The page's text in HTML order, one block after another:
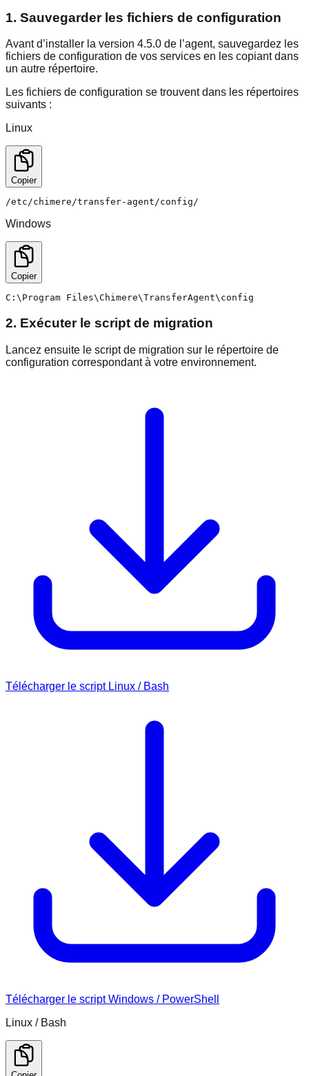
1. Sauvegarder les fichiers de configuration
Avant d’installer la version 4.5.0 de l’agent, sauvegardez les
fichiers de configuration de vos services en les copiant dans
un autre répertoire.
Les fichiers de configuration se trouvent dans les répertoires
suivants :
Linux
Copier
/etc/chimere/transfer-agent/config/
Windows
Copier
C:\Program Files\Chimere\TransferAgent\config
2. Exécuter le script de migration
Lancez ensuite le script de migration sur le répertoire de
configuration correspondant à votre environnement.
Télécharger le script Linux / Bash
Télécharger le script Windows / PowerShell
Linux / Bash